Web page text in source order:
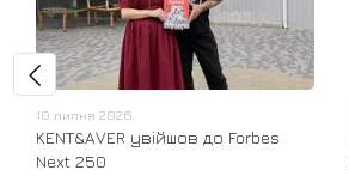
10 липня 2026
KENT&AVER увійшов до Forbes
Next 250